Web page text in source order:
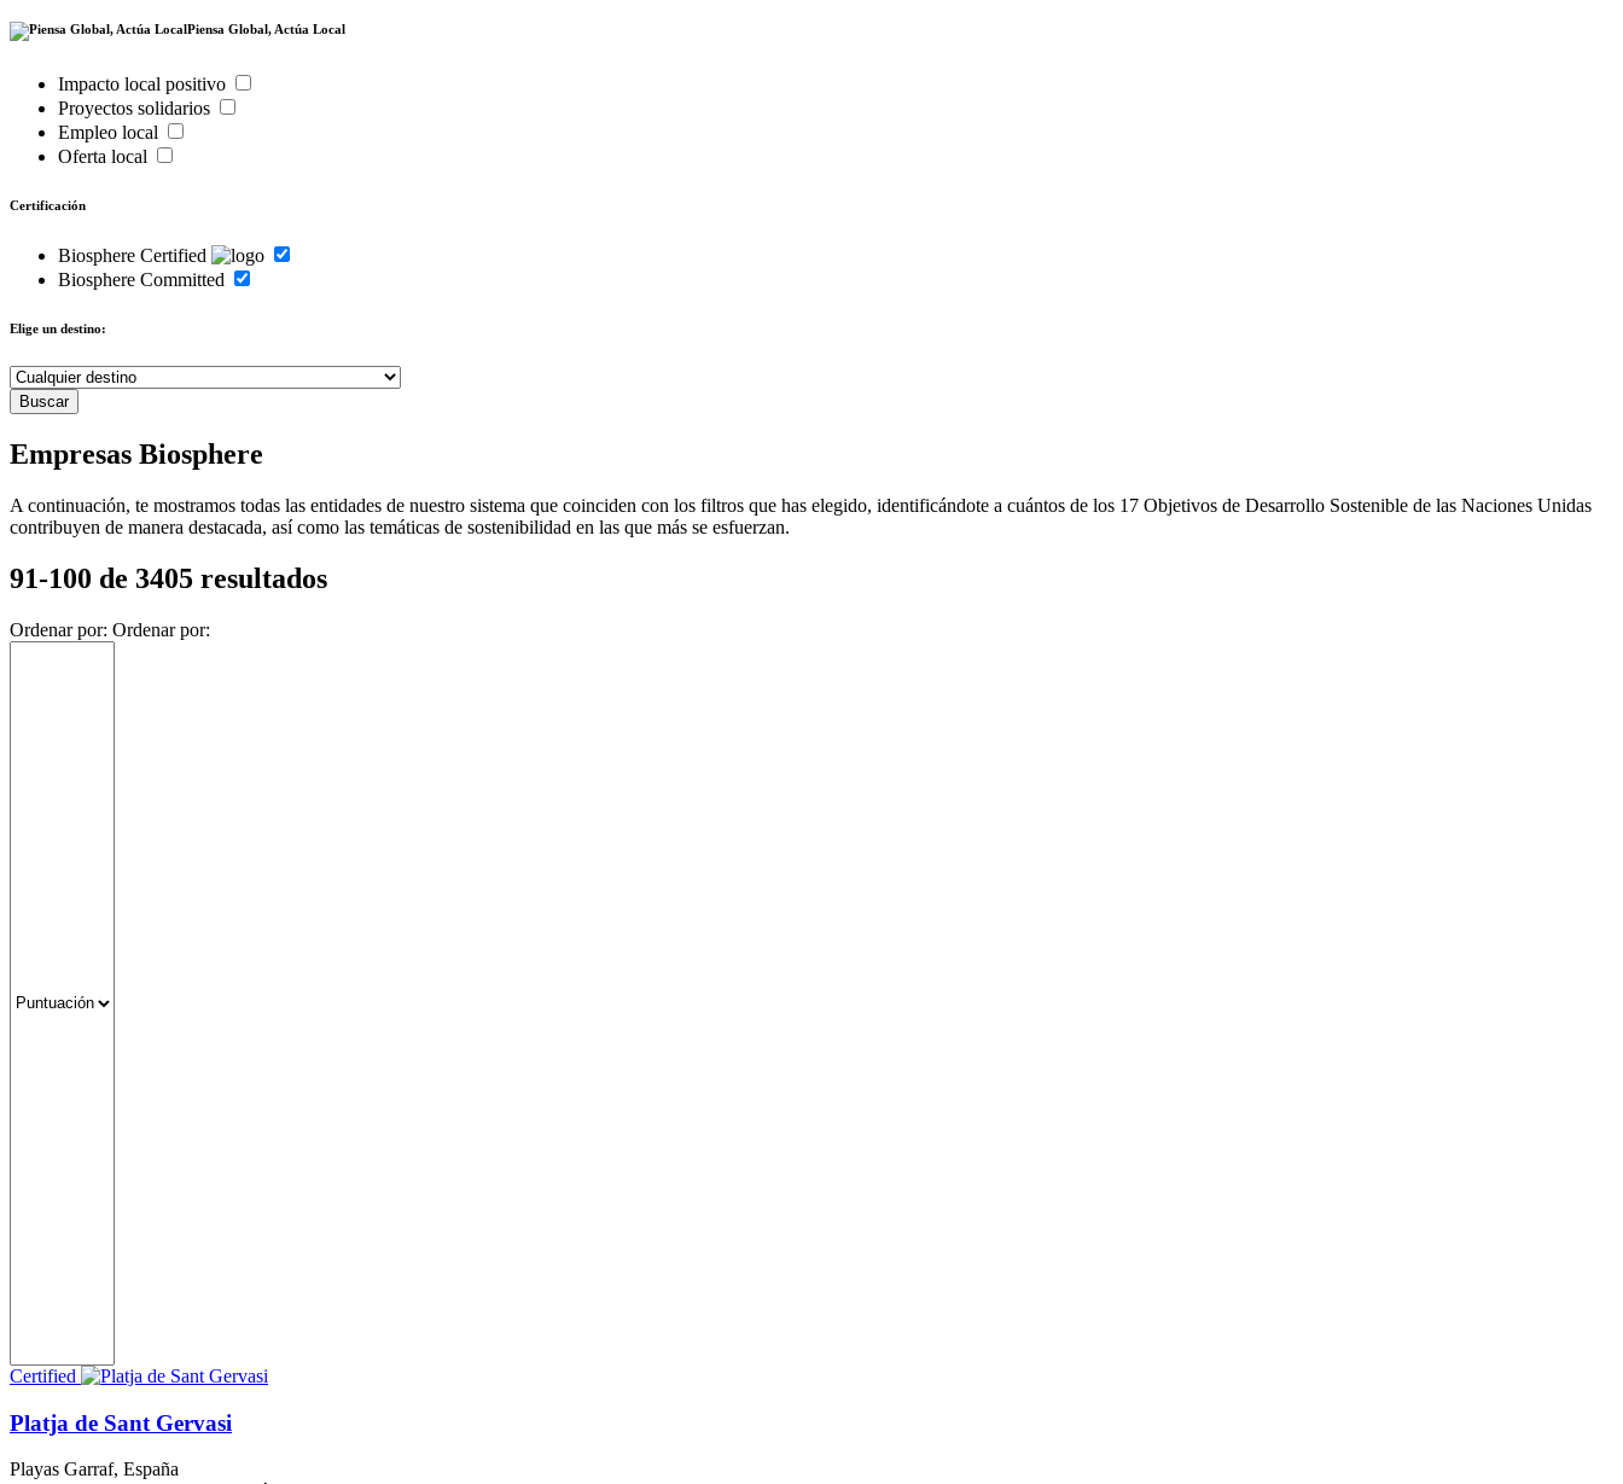
Piensa Global, Actúa Local
Impacto local positivo
Proyectos solidarios
Empleo local
Oferta local
Certificación
Biosphere Certified
Biosphere Committed
Elige un destino:
Empresas Biosphere
A continuación, te mostramos todas las entidades de nuestro sistema que coinciden con los filtros que has elegido, identificándote a cuántos de los 17 Objetivos de Desarrollo Sostenible de las Naciones Unidas
contribuyen de manera destacada, así como las temáticas de sostenibilidad en las que más se esfuerzan.
91-100 de 3405 resultados
Ordenar por: Ordenar por:
Certified
Platja de Sant Gervasi
Playas Garraf, España